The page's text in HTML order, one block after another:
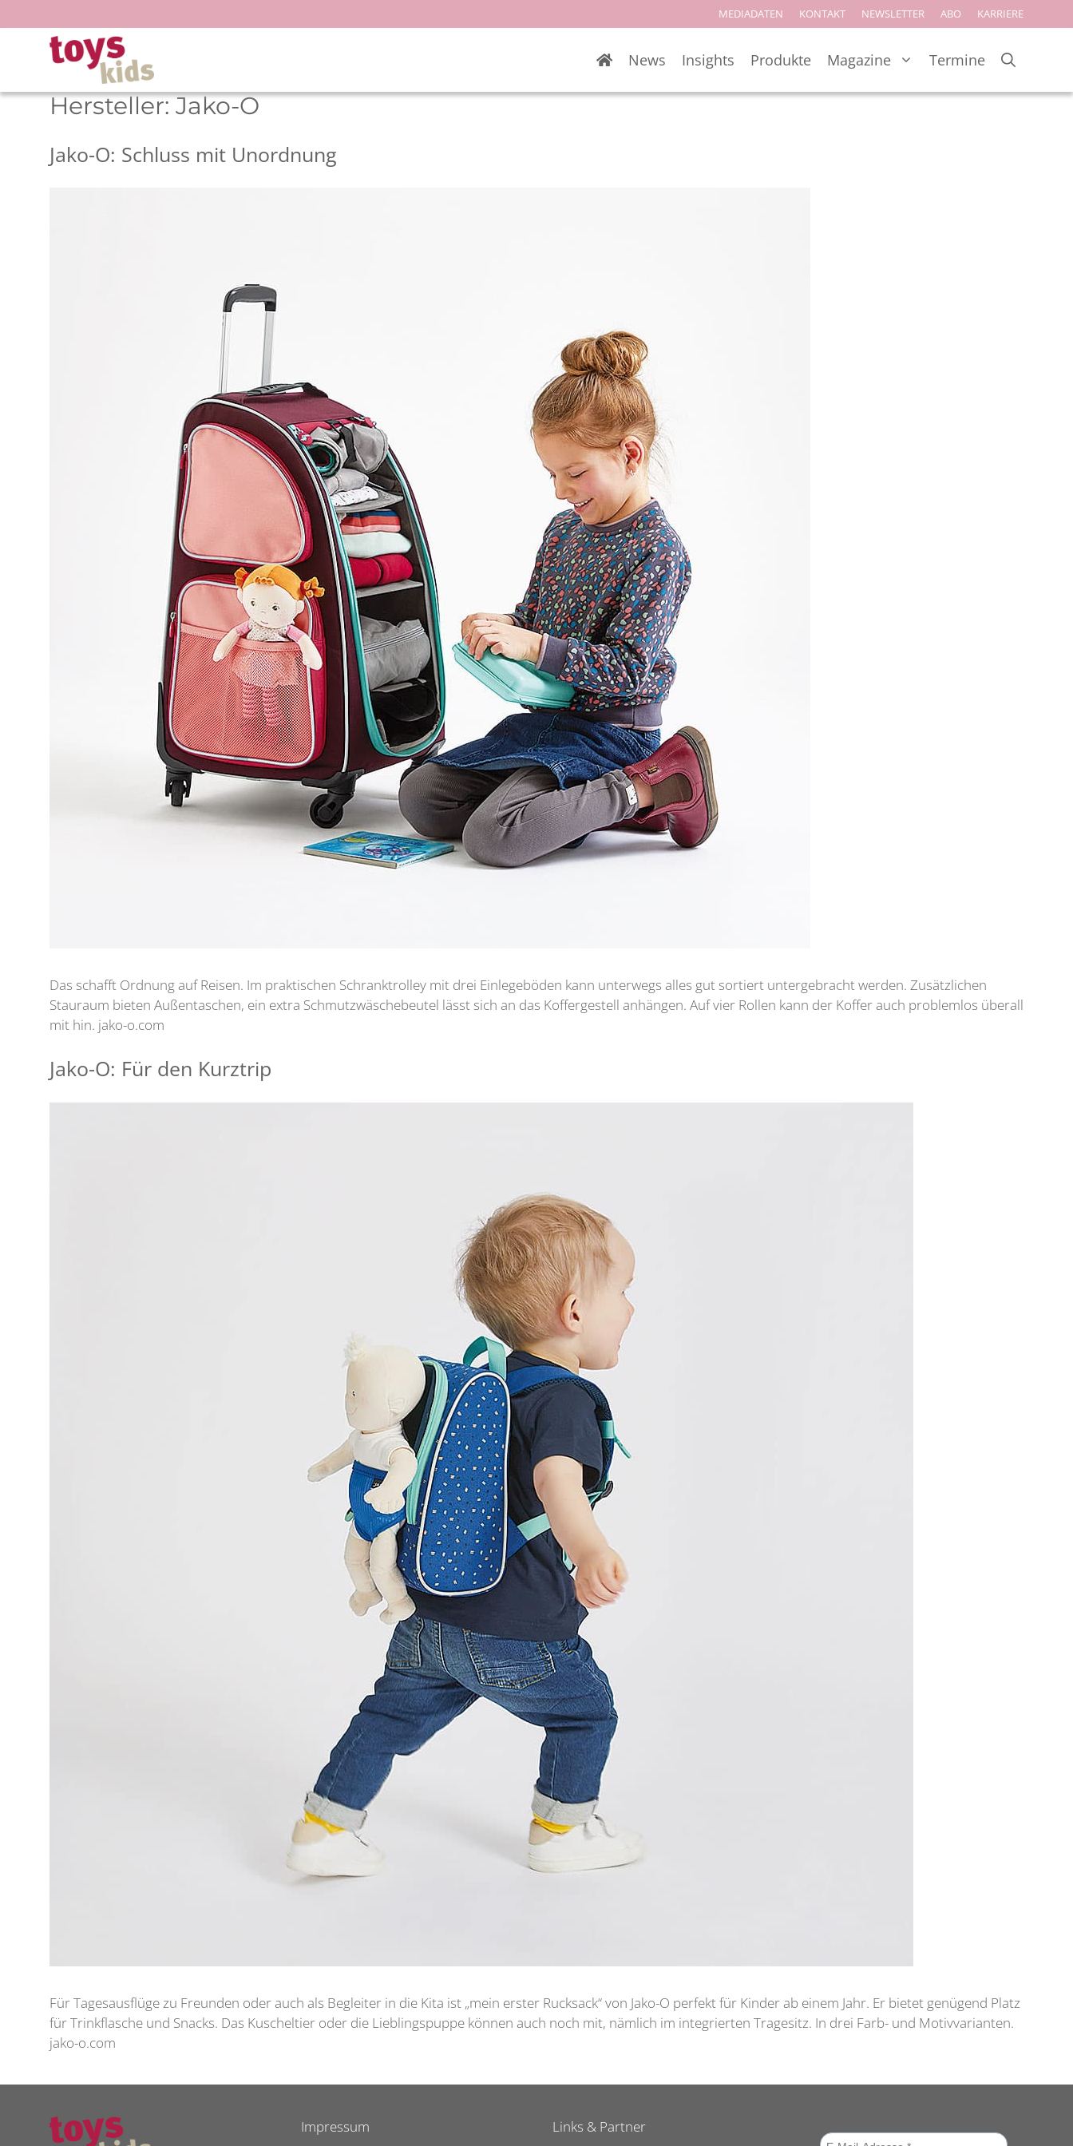
Inhalt
springen
MEDIADATEN KONTAKT NEWSLETTER ABO KARRIERE
News Insights Produkte Magazine Termine
Hersteller:Jako-O
Jako-O: Schluss mit Unordnung
Das schafft Ordnung auf Reisen. Im praktischen Schranktrolley mit drei Einlegeböden kann unterwegs alles gut sortiert untergebracht werden. Zusätzlichen
Stauraum bieten Außentaschen, ein extra Schmutzwäschebeutel lässt sich an das Koffergestell anhängen. Auf vier Rollen kann der Koffer auch problemlos überall
mit hin. jako-o.com
Jako-O: Für den Kurztrip
Für Tagesausflüge zu Freunden oder auch als Begleiter in die Kita ist „mein erster Rucksack“ von Jako-O perfekt für Kinder ab einem Jahr. Er bietet genügend Platz
für Trinkflasche und Snacks. Das Kuscheltier oder die Lieblingspuppe können auch noch mit, nämlich im integrierten Tragesitz. In drei Farb- und Motivvarianten.
jako-o.com
Impressum
Links & Partner